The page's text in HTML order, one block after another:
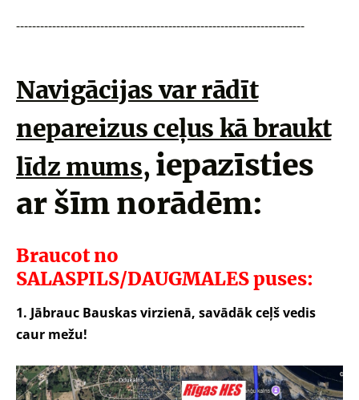
------------------------------------------------------------------------
Navigācijas var rādīt
nepareizus ceļus kā braukt
līdz mums, iepazīsties
ar šīm norādēm:
Braucot no
SALASPILS/DAUGMALES puses:
1. Jābrauc Bauskas virzienā, savādāk ceļš vedis
caur mežu!